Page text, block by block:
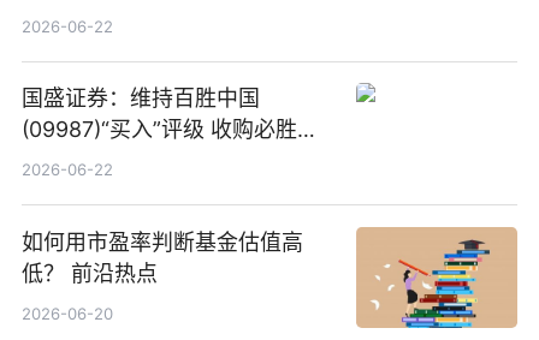
项业务发展考核指标
2026-06-22
国盛证券：维持百胜中国
(09987)“买入”评级 收购必胜客
中国增厚利润加速成长 信息
2026-06-22
如何用市盈率判断基金估值高
低？ 前沿热点
2026-06-20